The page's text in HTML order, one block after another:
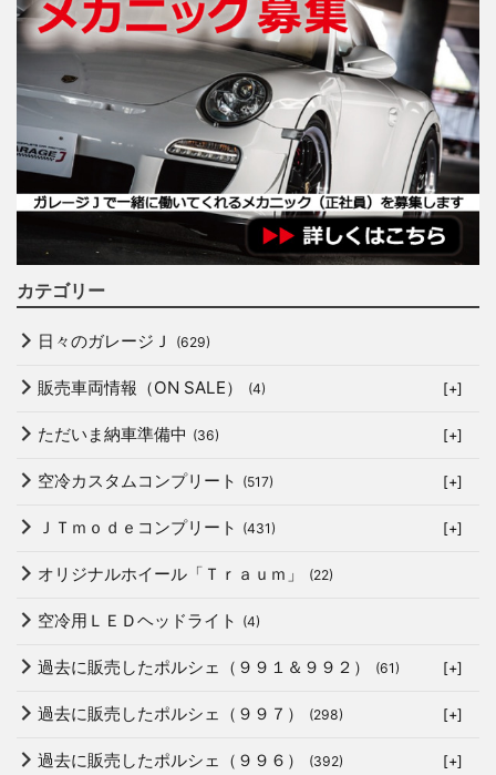
カテゴリー
日々のガレージＪ (629)
販売車両情報（ON SALE） (4) [+]
ただいま納車準備中 (36) [+]
空冷カスタムコンプリート (517) [+]
ＪＴｍｏｄｅコンプリート (431) [+]
オリジナルホイール「Ｔｒａｕｍ」 (22)
空冷用ＬＥＤヘッドライト (4)
過去に販売したポルシェ（９９１＆９９２） (61) [+]
過去に販売したポルシェ（９９７） (298) [+]
過去に販売したポルシェ（９９６） (392) [+]